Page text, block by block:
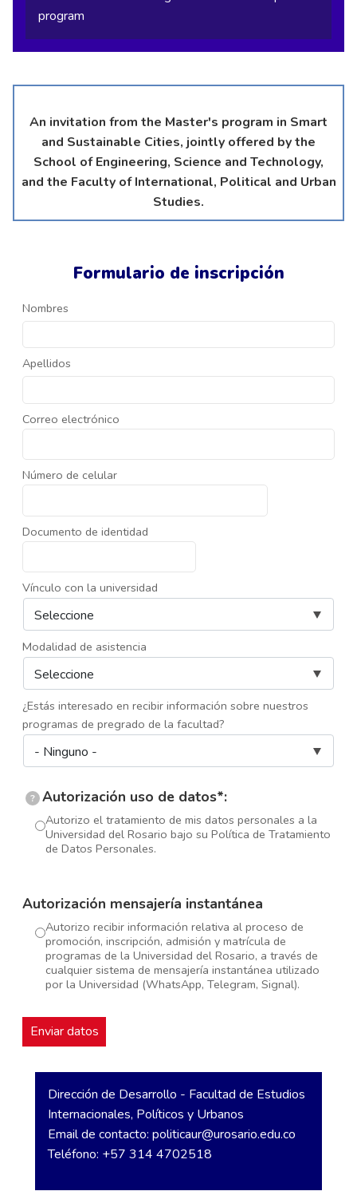
Formulario de inscripción
Nombres
Apellidos
Correo electrónico
Número de celular
Documento de identidad
Vínculo con la universidad
Modalidad de asistencia
¿Estás interesado en recibir información sobre nuestros
programas de pregrado de la facultad?
? Autorización uso de datos*:
Autorizo el tratamiento de mis datos personales a la
Universidad del Rosario bajo su Política de Tratamiento
de Datos Personales.
Autorización mensajería instantánea
Autorizo recibir información relativa al proceso de
promoción, inscripción, admisión y matrícula de
programas de la Universidad del Rosario, a través de
cualquier sistema de mensajería instantánea utilizado
por la Universidad (WhatsApp, Telegram, Signal).
Dirección de Desarrollo - Facultad de Estudios
Internacionales, Políticos y Urbanos
Email de contacto: politicaur@urosario.edu.co
Teléfono: +57 314 4702518
program
An invitation from the Master's program in Smart
and Sustainable Cities, jointly offered by the
School of Engineering, Science and Technology,
and the Faculty of International, Political and Urban
Studies.